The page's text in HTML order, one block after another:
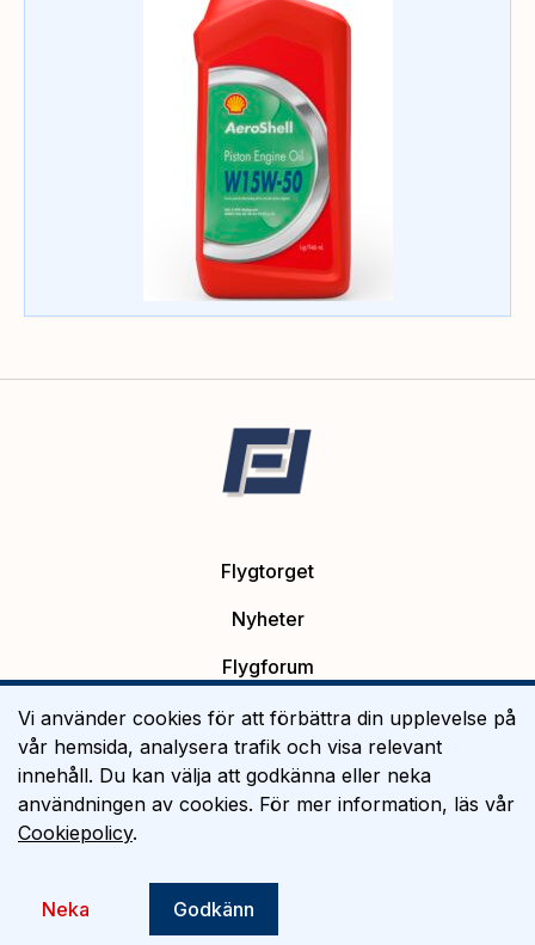
Flygtorget
Nyheter
Flygforum
Platsannonser
Flygutbildning
Om Flygtorget
Vi använder cookies för att förbättra din upplevelse på
vår hemsida, analysera trafik och visa relevant
innehåll. Du kan välja att godkänna eller neka
användningen av cookies. För mer information, läs vår
Cookiepolicy.
Neka Godkänn